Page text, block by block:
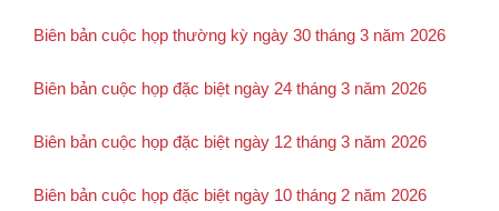
Biên bản cuộc họp thường kỳ ngày 30 tháng 3 năm 2026
Biên bản cuộc họp đặc biệt ngày 24 tháng 3 năm 2026
Biên bản cuộc họp đặc biệt ngày 12 tháng 3 năm 2026
Biên bản cuộc họp đặc biệt ngày 10 tháng 2 năm 2026